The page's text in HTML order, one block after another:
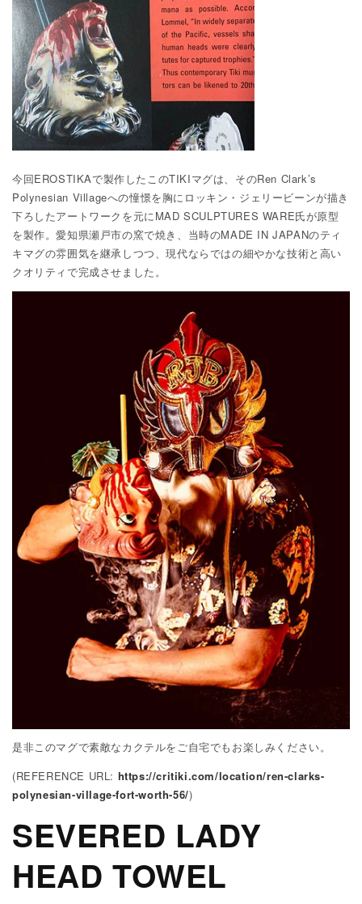
今回EROSTIKAで製作したこのTIKIマグは、そのRen Clark’s
Polynesian Villageへの憧憬を胸にロッキン・ジェリービーンが描き
下ろしたアートワークを元にMAD SCULPTURES WARE氏が原型
を製作。愛知県瀬戸市の窯で焼き、当時のMADE IN JAPANのティ
キマグの雰囲気を継承しつつ、現代ならではの細やかな技術と高い
クオリティで完成させました。
是非このマグで素敵なカクテルをご自宅でもお楽しみください。
(REFERENCE URL: https://critiki.com/location/ren-clarks-
polynesian-village-fort-worth-56/)
SEVERED LADY
HEAD TOWEL